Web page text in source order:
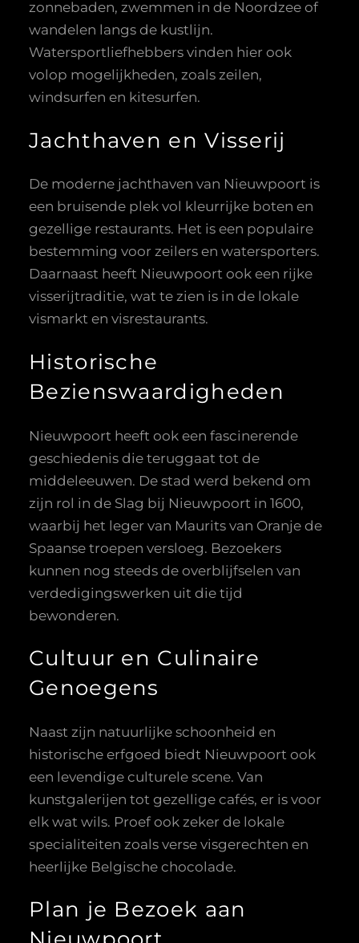
zonnebaden, zwemmen in de Noordzee of
wandelen langs de kustlijn.
Watersportliefhebbers vinden hier ook
volop mogelijkheden, zoals zeilen,
windsurfen en kitesurfen.
Jachthaven en Visserij
De moderne jachthaven van Nieuwpoort is
een bruisende plek vol kleurrijke boten en
gezellige restaurants. Het is een populaire
bestemming voor zeilers en watersporters.
Daarnaast heeft Nieuwpoort ook een rijke
visserijtraditie, wat te zien is in de lokale
vismarkt en visrestaurants.
Historische
Bezienswaardigheden
Nieuwpoort heeft ook een fascinerende
geschiedenis die teruggaat tot de
middeleeuwen. De stad werd bekend om
zijn rol in de Slag bij Nieuwpoort in 1600,
waarbij het leger van Maurits van Oranje de
Spaanse troepen versloeg. Bezoekers
kunnen nog steeds de overblijfselen van
verdedigingswerken uit die tijd
bewonderen.
Cultuur en Culinaire
Genoegens
Naast zijn natuurlijke schoonheid en
historische erfgoed biedt Nieuwpoort ook
een levendige culturele scene. Van
kunstgalerijen tot gezellige cafés, er is voor
elk wat wils. Proef ook zeker de lokale
specialiteiten zoals verse visgerechten en
heerlijke Belgische chocolade.
Plan je Bezoek aan